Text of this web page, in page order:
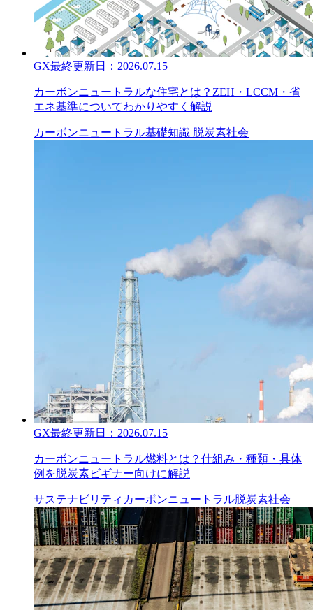
GX最終更新日： 2026.07.15
カーボンニュートラルな住宅とは？ZEH・LCCM・省
エネ基準についてわかりやすく解説
カーボンニュートラル基礎知識 脱炭素社会
GX最終更新日： 2026.07.15
カーボンニュートラル燃料とは？仕組み・種類・具体
例を脱炭素ビギナー向けに解説
サステナビリティ カーボンニュートラル脱炭素社会